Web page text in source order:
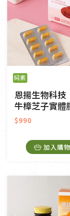
純素
恩揚生物科技
牛樟芝子實體
$990
加入購